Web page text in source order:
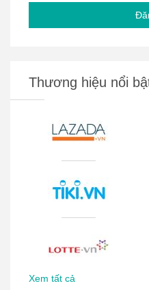
Thương hiệu nổi
Xem tất cả